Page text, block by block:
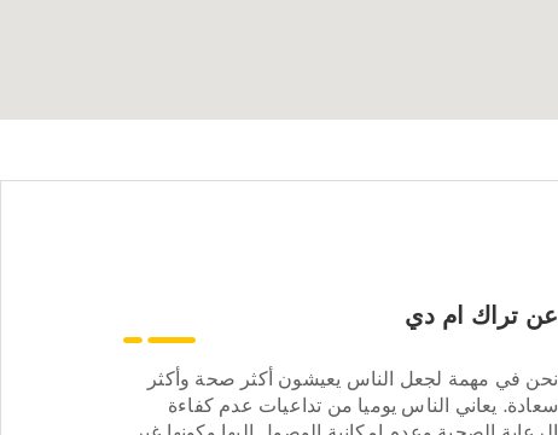
عن تراك ام دي
نحن في مهمة لجعل الناس يعيشون أكثر صحة وأكثر
سعادة. يعاني الناس يوميا من تداعيات عدم كفاءة